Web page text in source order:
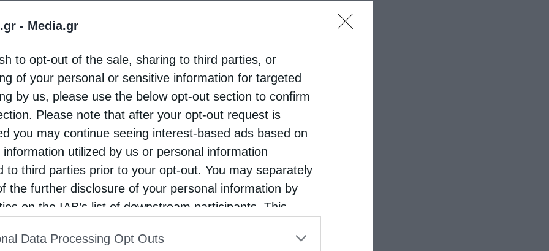
- Media.gr
to opt-out of the sale, sharing to third parties, or
of your personal or sensitive information for targeted
by us, please use the below opt-out section to confirm
Please note that after your opt-out request is
you may continue seeing interest-based ads based on
information utilized by us or personal information
to third parties prior to your opt-out. You may separately
the further disclosure of your personal information by
on the IAB’s list of downstream participants. This
of Downstream Participantsthat may further disclose it to
Data Processing Opt Outs
Δευτέρα (28/9) από τις 9 π.μ. έως και τις 3
ΝΠΔΔ «Κοινωνική Μέριμνα». Τα είδη που θα
Πολιτικής Προστασίας Δήμου Κηφισιάς
αρμόδιες τοπικές Αρχές.
9) από τις 10 π.μ. έως και τις 2 μ.μ. έχουν
της πόλης.
στην πλατεία του Ηλεκτρικού Σταθμού.